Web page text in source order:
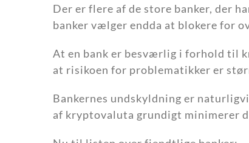
Der er flere af de store banker, der
banker vælger endda at blokere for
At en bank er besværlig i forhold til
at risikoen for problematikker er
Bankernes undskyldning er
af kryptovaluta grundigt minimerer